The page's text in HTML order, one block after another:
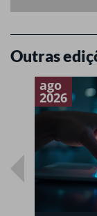
Outras
ago
2026